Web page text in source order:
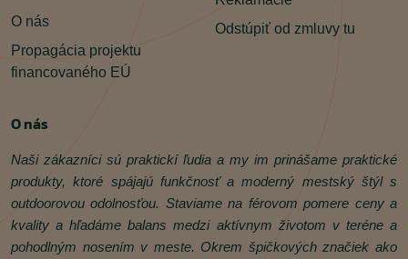
O nás
Propagácia projektu
financovaného EÚ
Odstúpiť od zmluvy tu
O nás
Naši zákazníci sú praktickí ľudia a my im prinášame praktické
produkty, ktoré spájajú funkčnosť a moderný mestský štýl s
outdoorovou odolnosťou. Staviame na férovom pomere ceny a
kvality a hľadáme balans medzi aktívnym životom v teréne a
pohodlným nosením v meste. Okrem špičkových značiek ako